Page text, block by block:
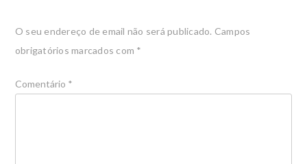
O seu endereço de email não será publicado. Campos
obrigatórios marcados com *
Comentário *